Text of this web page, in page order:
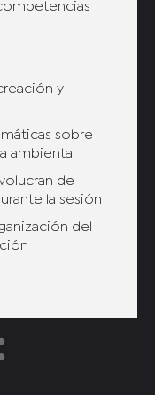
y
sobre
ambiental
de
la sesión
del